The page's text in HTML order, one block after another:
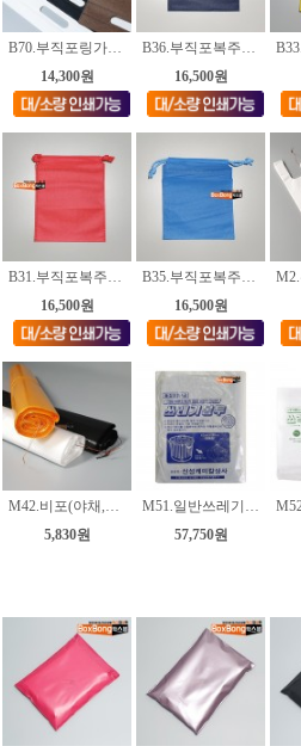
14,300원
16,500원
16,500원
16,500원
5,830원
57,750원